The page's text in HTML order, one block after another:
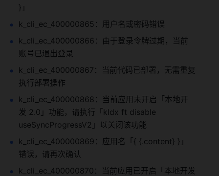
}」
k_cli_ec_400000865：用户名或密码错误
k_cli_ec_400000866：由于登录令牌过期，当前
账号已退出登录
k_cli_ec_400000867：当前代码已部署，无需重复
执行部署操作
k_cli_ec_400000868：当前应用未开启「本地开
发 2.0」功能，请执行「kldx ft disable
useSyncProgressV2」以关闭该功能
k_cli_ec_400000869：应用名「{ {.content} }」
错误，请再次确认
k_cli_ec_400000870：当前应用已开启「本地开发